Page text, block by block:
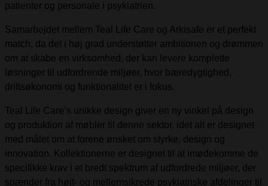
patienter og personale i psykiatrien.
Samarbejdet mellem Teal Life Care og Arkisafe er et perfekt
match, da det i høj grad understøtter ambitionen og drømmen
om at skabe en virksomhed, der kan levere komplette
løsninger til udfordrende miljøer, hvor bæredygtighed,
driftsøkonomi og funktionalitet er i fokus.
Teal Life Care’s unikke design giver en ny vinkel på design
og produktion af møbler til denne sektor, idet alt er designet
med målet om at forene ønsket om styrke, design og
innovation. Kollektionerne er designet til at imødekomme de
specifikke krav i et bredt spektrum af udfordrede miljøer, der
spænder fra højt- og mellemsikrede psykiatriske afdelinger til